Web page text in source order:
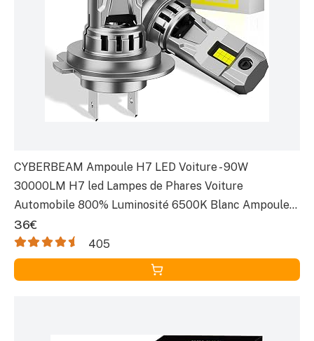
CYBERBEAM Ampoule H7 LED Voiture - 90W
30000LM H7 led Lampes de Phares Voiture
Automobile 800% Luminosité 6500K Blanc Ampoule
LED H7 Parfaite Remplacement pour Kit de
Conversion, Lot de 2
36€
405